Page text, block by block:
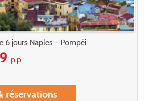
6 jours Naples – Pompéi
p.p.
réservations